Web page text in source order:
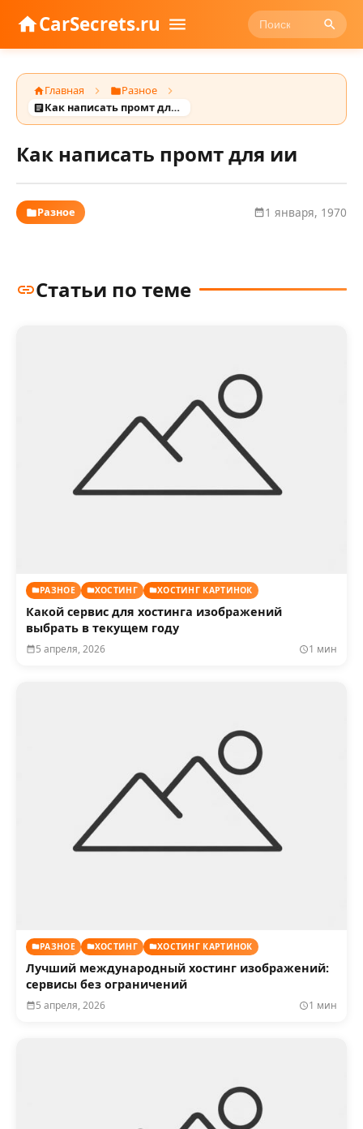
CarSecrets.ru
Главная
Разное
Как написать промт для ии
Как написать промт для ии
Разное 1 января, 1970
Статьи по теме
РАЗНОЕ ХОСТИНГ ХОСТИНГ КАРТИНОК
Какой сервис для хостинга изображений
выбрать в текущем году
5 апреля, 2026 1 мин
РАЗНОЕ ХОСТИНГ ХОСТИНГ КАРТИНОК
Лучший международный хостинг изображений:
сервисы без ограничений
5 апреля, 2026 1 мин